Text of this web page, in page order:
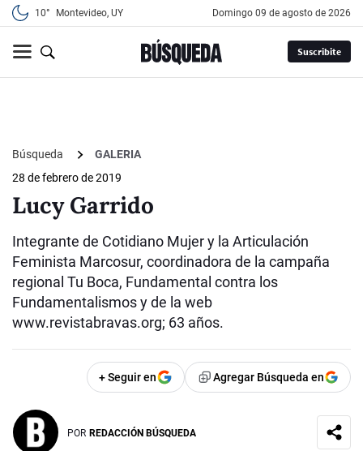
10° Montevideo, UY domingo 09 de agosto de 2026
Suscribite
Búsqueda
GALERIA
28 de febrero de 2019
Lucy Garrido
Integrante de Cotidiano Mujer y la Articulación
Feminista Marcosur, coordinadora de la campaña
regional Tu Boca, Fundamental contra los
Fundamentalismos y de la web
www.revistabravas.org; 63 años.
+ Seguir en Agregar Búsqueda en
POR REDACCIÓN BÚSQUEDA